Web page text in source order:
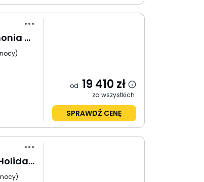
Malezja i Singapur: Harmonia Tradycji i Nowoczesności
)
od 19 410 zł
za wszystkich
SPRAWDŹ CENĘ
Do Serca Borneo + Hotel Holiday Villa Resort Beachclub
)